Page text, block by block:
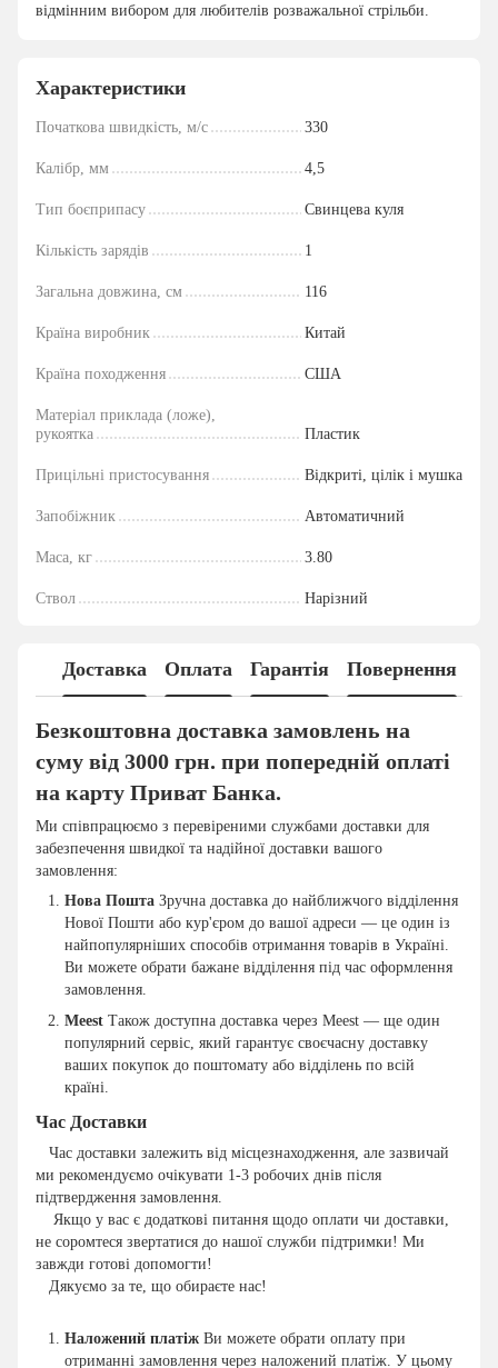
відмінним вибором для любителів розважальної стрільби.
Характеристики
Початкова швидкість, м/с 330
Калібр, мм 4,5
Тип боєприпасу Свинцева куля
Кількість зарядів 1
Загальна довжина, см 116
Країна виробник Китай
Країна походження США
Матеріал приклада (ложе),
рукоятка
Пластик
Прицільні пристосування Відкриті, цілік і мушка
Запобіжник Автоматичний
Маса, кг 3.80
Ствол Нарізний
Доставка Оплата Гарантія Повернення
Безкоштовна доставка замовлень на
суму від 3000 грн. при попередній оплаті
на карту Приват Банка.
Ми співпрацюємо з перевіреними службами доставки для
забезпечення швидкої та надійної доставки вашого
замовлення:
Нова Пошта Зручна доставка до найближчого відділення
Нової Пошти або кур'єром до вашої адреси — це один із
найпопулярніших способів отримання товарів в Україні.
Ви можете обрати бажане відділення під час оформлення
замовлення.
Meest Також доступна доставка через Meest — ще один
популярний сервіс, який гарантує своєчасну доставку
ваших покупок до поштомату або відділень по всій
країні.
Час Доставки
Час доставки залежить від місцезнаходження, але зазвичай
ми рекомендуємо очікувати 1-3 робочих днів після
підтвердження замовлення.
Якщо у вас є додаткові питання щодо оплати чи доставки,
не соромтеся звертатися до нашої служби підтримки! Ми
завжди готові допомогти!
Дякуємо за те, що обираєте нас!
Наложений платіж Ви можете обрати оплату при
отриманні замовлення через наложений платіж. У цьому